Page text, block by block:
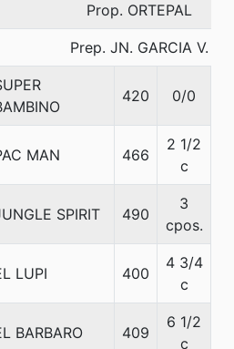
Prop. ORTEPAL
Prep. JN. GARCIA V.
420 0/0
MAN 466
2 1/2
c
SPIRIT 490
3
cpos.
LUPI 400
4 3/4
c
BARBARO 409
6 1/2
c